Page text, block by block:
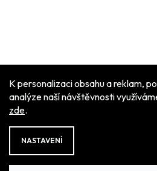
K personalizaci obsahu a reklam,
analýze naší návštěvnosti
zde.
NASTAVENÍ